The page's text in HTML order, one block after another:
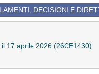
DECISIONI E
17 aprile 2026 (26CE1430)